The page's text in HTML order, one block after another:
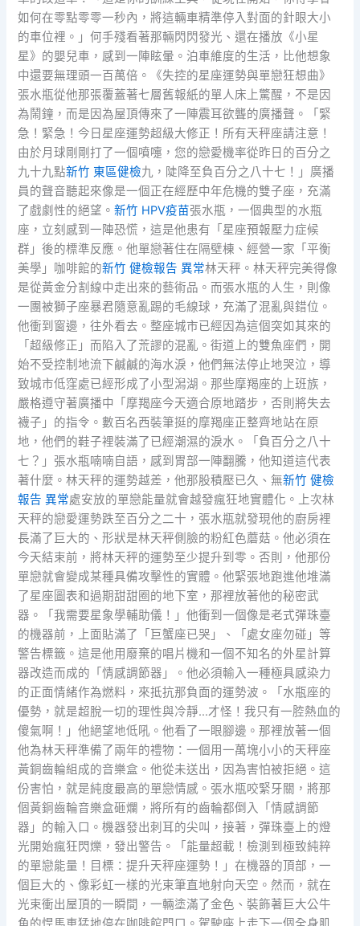
如何在零點零零一秒內，將這輛車精準停入對面的針眼大小
的車位裡。」何手殘看著那輛閃閃發光、還在播放《小星
星》的嬰兒車，感到一陣眩暈。泊車維度的生活，比他想象
中還要無理頭一百萬倍。《失控的星座運勢與單戀狂想曲》
張水瓶從他那張覆蓋著七層舊報紙的單人床上驚醒，不是因
為鬧鐘，而是因為屋頂傳來了一陣震耳欲聾的廣播聲。「緊
急！緊急！今日星座運勢超級大修正！所有天秤座請注意！
由於月球剛剛打了一個噴嚏，您的戀愛機率從昨日的百分之
九十九點新竹 東區健檢九，陡降至負百分之八十七！」廣播
員的聲音聽起來像是一個正在經歷中年危機的雙子座，充滿
了戲劇性的絕望。新竹 HPV疫苗張水瓶，一個典型的水瓶
座，立刻感到一陣恐慌，這是他患有「星座預報壓力症候
群」後的標準反應。他單戀著住在隔壁棟、經營一家「平衡
美學」咖啡館的新竹 健檢報告 異常林天秤。林天秤完美得像
是從黃金分割線中走出來的藝術品。而張水瓶的人生，則像
一團被獅子座暴君隨意亂踢的毛線球，充滿了混亂與錯位。
他衝到窗邊，往外看去。整座城市已經因為這個突如其來的
「超級修正」而陷入了荒謬的混亂。街道上的雙魚座們，開
始不受控制地流下鹹鹹的海水淚，他們無法停止地哭泣，導
致城市低窪處已經形成了小型潟湖。那些摩羯座的上班族，
嚴格遵守著廣播中「摩羯座今天適合原地踏步，否則將失去
襪子」的指令。數百名西裝筆挺的摩羯座正整齊地站在原
地，他們的鞋子裡裝滿了已經潮濕的淚水。「負百分之八十
七？」張水瓶喃喃自語，感到胃部一陣翻騰，他知道這代表
著什麼。林天秤的運勢越差，他那股積壓已久、無新竹 健檢
報告 異常處安放的單戀能量就會越發瘋狂地實體化。上次林
天秤的戀愛運勢跌至百分之二十，張水瓶就發現他的廚房裡
長滿了巨大的、形狀是林天秤側臉的粉紅色蘑菇。他必須在
今天結束前，將林天秤的運勢至少提升到零。否則，他那份
單戀就會變成某種具備攻擊性的實體。他緊張地跑進他堆滿
了星座圖表和過期甜甜圈的地下室，那裡放著他的秘密武
器。「我需要星象學輔助儀！」他衝到一個像是老式彈珠臺
的機器前，上面貼滿了「巨蟹座已哭」、「處女座勿碰」等
警告標籤。這是他用廢棄的唱片機和一個不知名的外星計算
器改造而成的「情感調節器」。他必須輸入一種極具感染力
的正面情緒作為燃料，來抵抗那負面的運勢波。「水瓶座的
優勢，就是超脫一切的理性與冷靜…才怪！我只有一腔熱血的
傻氣啊！」他絕望地低吼。他看了一眼腳邊。那裡放著一個
他為林天秤準備了兩年的禮物：一個用一萬塊小小的天秤座
黃銅齒輪組成的音樂盒。他從未送出，因為害怕被拒絕。這
份害怕，就是純度最高的單戀情感。張水瓶咬緊牙關，將那
個黃銅齒輪音樂盒砸爛，將所有的齒輪都倒入「情感調節
器」的輸入口。機器發出刺耳的尖叫，接著，彈珠臺上的燈
光開始瘋狂閃爍，發出警告。「能量超載！檢測到極致純粹
的單戀能量！目標：提升天秤座運勢！」在機器的頂部，一
個巨大的、像彩虹一樣的光束筆直地射向天空。然而，就在
光束衝出屋頂的一瞬間，一輛塗滿了金色、裝飾著巨大公牛